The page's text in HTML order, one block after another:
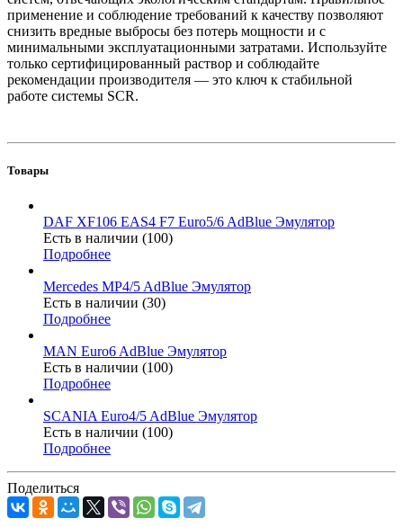
применение и соблюдение требований к качеству позволяют
снизить вредные выбросы без потерь мощности и с
минимальными эксплуатационными затратами. Используйте
только сертифицированный раствор и соблюдайте
рекомендации производителя — это ключ к стабильной
работе системы SCR.
Товары
DAF XF106 EAS4 F7 Euro5/6 AdBlue Эмулятор
Есть в наличии (100)
Подробнее
Mercedes MP4/5 AdBlue Эмулятор
Есть в наличии (30)
Подробнее
MAN Euro6 AdBlue Эмулятор
Есть в наличии (100)
Подробнее
SCANIA Euro4/5 AdBlue Эмулятор
Есть в наличии (100)
Подробнее
Поделиться